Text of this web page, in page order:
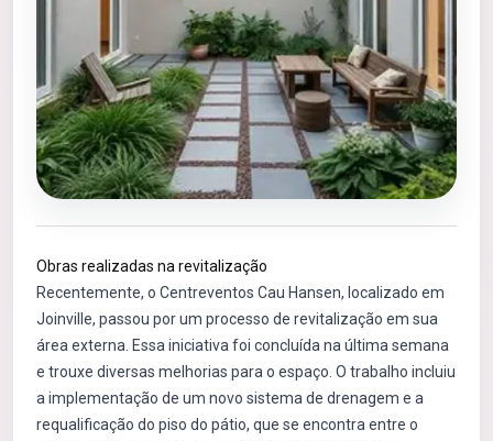
Obras realizadas na revitalização
Recentemente, o Centreventos Cau Hansen, localizado em
Joinville, passou por um processo de revitalização em sua
área externa. Essa iniciativa foi concluída na última semana
e trouxe diversas melhorias para o espaço. O trabalho incluiu
a implementação de um novo sistema de drenagem e a
requalificação do piso do pátio, que se encontra entre o